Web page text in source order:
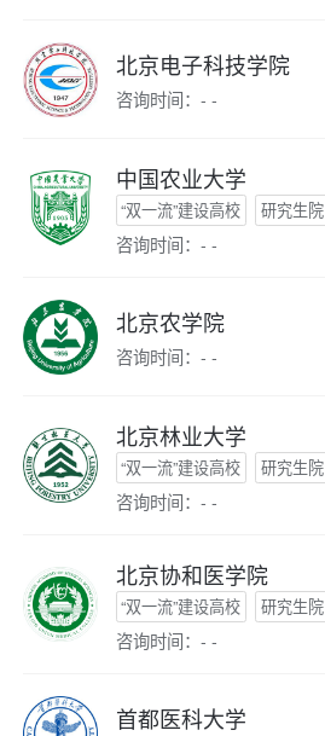
北京电子科技学院
咨询时间：- -
中国农业大学
“双一流”建设高校 研究生院
咨询时间：- -
北京农学院
咨询时间：- -
北京林业大学
“双一流”建设高校 研究生院
咨询时间：- -
北京协和医学院
“双一流”建设高校 研究生院
咨询时间：- -
首都医科大学